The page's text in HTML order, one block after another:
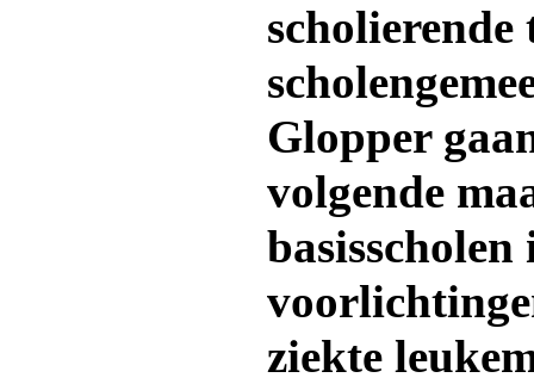
scholierende
Glopper
volgende
ziekte